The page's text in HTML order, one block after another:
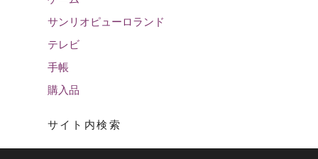
サンリオピューロランド
テレビ
手帳
購入品
サイト内検索